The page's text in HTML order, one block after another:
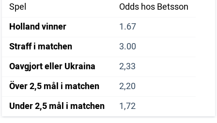
Spel
Odds hos Betsson
Holland vinner
1.67
Straff i matchen
3.00
Oavgjort eller Ukraina
2,33
Över 2,5 mål i matchen
2,20
Under 2,5 mål i matchen
1,72